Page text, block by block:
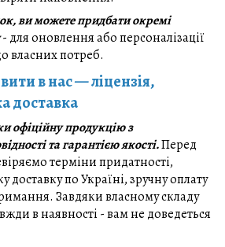
ви можете придбати окремі
- для оновлення або персоналізації
власних потреб.
в нас — ліцензія,
доставка
офіційну продукцію з
та гарантією якості.Перед
терміни придатності,
доставку по Україні, зручну оплату
Завдяки власному складу
в наявності - вам не доведеться